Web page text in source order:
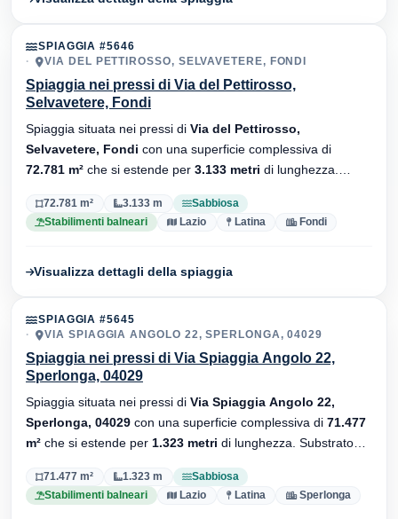
SPIAGGIA #5646
VIA DEL PETTIROSSO, SELVAVETERE, FONDI
Spiaggia nei pressi di Via del Pettirosso,
Selvavetere, Fondi
Spiaggia situata nei pressi di Via del Pettirosso,
Selvavetere, Fondi con una superficie complessiva di
72.781 m² che si estende per 3.133 metri di lunghezza.
72.781 m² 3.133 m
Sabbiosa
Stabilimenti balneari
Lazio Latina Fondi
Visualizza dettagli della spiaggia
SPIAGGIA #5645
VIA SPIAGGIA ANGOLO 22, SPERLONGA, 04029
Spiaggia nei pressi di Via Spiaggia Angolo 22,
Sperlonga, 04029
Spiaggia situata nei pressi di Via Spiaggia Angolo 22,
Sperlonga, 04029 con una superficie complessiva di 71.477
m² che si estende per 1.323 metri di lunghezza. Substrato
71.477 m² 1.323 m
Sabbiosa
Stabilimenti balneari
Lazio Latina Sperlonga